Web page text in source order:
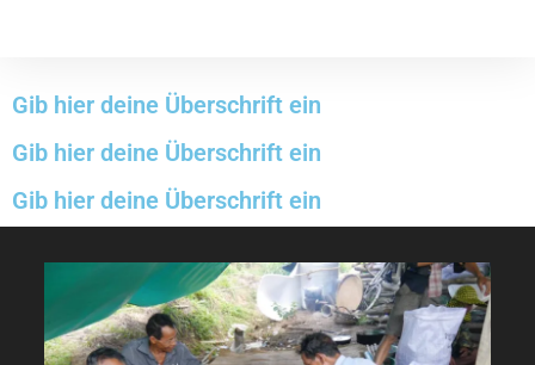
Gib hier deine Überschrift ein
Gib hier deine Überschrift ein
Gib hier deine Überschrift ein